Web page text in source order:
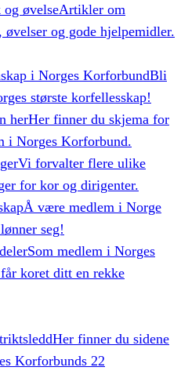
og øvelseArtikler om
øvelser og gode hjelpemidler.
i Norges KorforbundBli
største korfellesskap!
herHer finner du skjema for
i Norges Korforbund.
Vi forvalter flere ulike
for kor og dirigenter.
Å være medlem i Norge
seg!
Som medlem i Norges
koret ditt en rekke
Her finner du sidene
Korforbunds 22